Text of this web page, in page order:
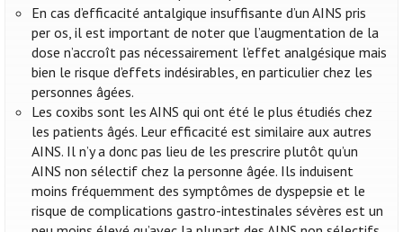
En cas d’efficacité antalgique insuffisante d’un AINS pris
per os, il est important de noter que l’augmentation de la
dose n’accroît pas nécessairement l’effet analgésique mais
bien le risque d’effets indésirables, en particulier chez les
personnes âgées.
Les coxibs sont les AINS qui ont été le plus étudiés chez
les patients âgés. Leur efficacité est similaire aux autres
AINS. Il n’y a donc pas lieu de les prescrire plutôt qu’un
AINS non sélectif chez la personne âgée. Ils induisent
moins fréquemment des symptômes de dyspepsie et le
risque de complications gastro-intestinales sévères est un